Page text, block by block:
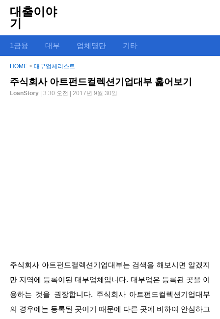
대출이야
기
1금융 대부 업체명단 기타
HOME > 대부업체리스트
주식회사 아트펀드컬렉션기업대부 훑어보기
LoanStory | 3:30 오전 | 2017년 9월 30일
주식회사 아트펀드컬렉션기업대부는 검색을 해보시면 알겠지
만 지역에 등록이된 대부업체입니다. 대부업은 등록된 곳을 이
용하는 것을 권장합니다. 주식회사 아트펀드컬렉션기업대부
의 경우에는 등록된 곳이기 때문에 다른 곳에 비하여 안심하고